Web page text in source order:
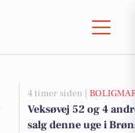
4 timer siden |
Veksøvej 52 og 4
salg denne uge i